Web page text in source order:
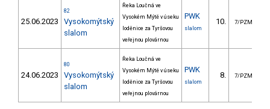
25.06.2023
82
Vysokomýtský
slalom
Řeka Loučná ve
Vysokém Mýtě v úseku
loděnice za Tyršovou
veřejnou plovárnou
PWK
slalom
10. 7/PZM
24.06.2023
80
Vysokomýtský
slalom
Řeka Loučná ve
Vysokém Mýtě v úseku
loděnice za Tyršovou
veřejnou plovárnou
PWK
slalom
8. 7/PZM